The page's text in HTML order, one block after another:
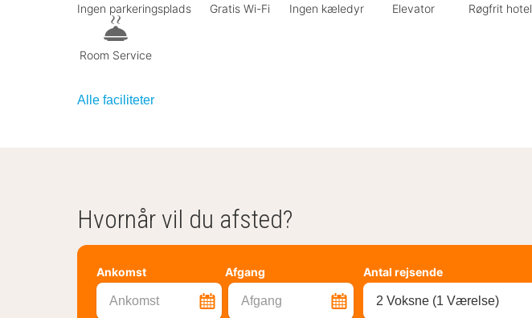
Ingen parkeringsplads Gratis Wi-Fi Ingen kæledyr Elevator Røgfrit hotel
Room Service
Alle faciliteter
Hvornår vil du afsted?
Ankomst Afgang
Ankomst Afgang
Antal rejsende
2 Voksne (1 Værelse)